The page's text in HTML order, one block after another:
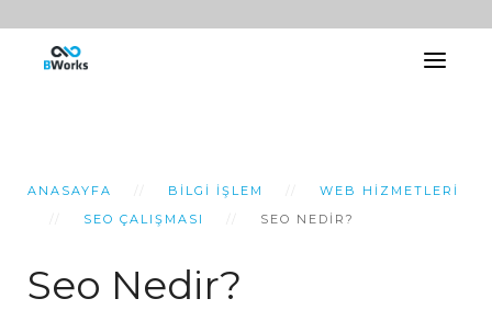
ANASAYFA BILGI İŞLEM
WEB HIZMETLERI
SEO ÇALIŞMASI
SEO NEDIR?
Seo Nedir?